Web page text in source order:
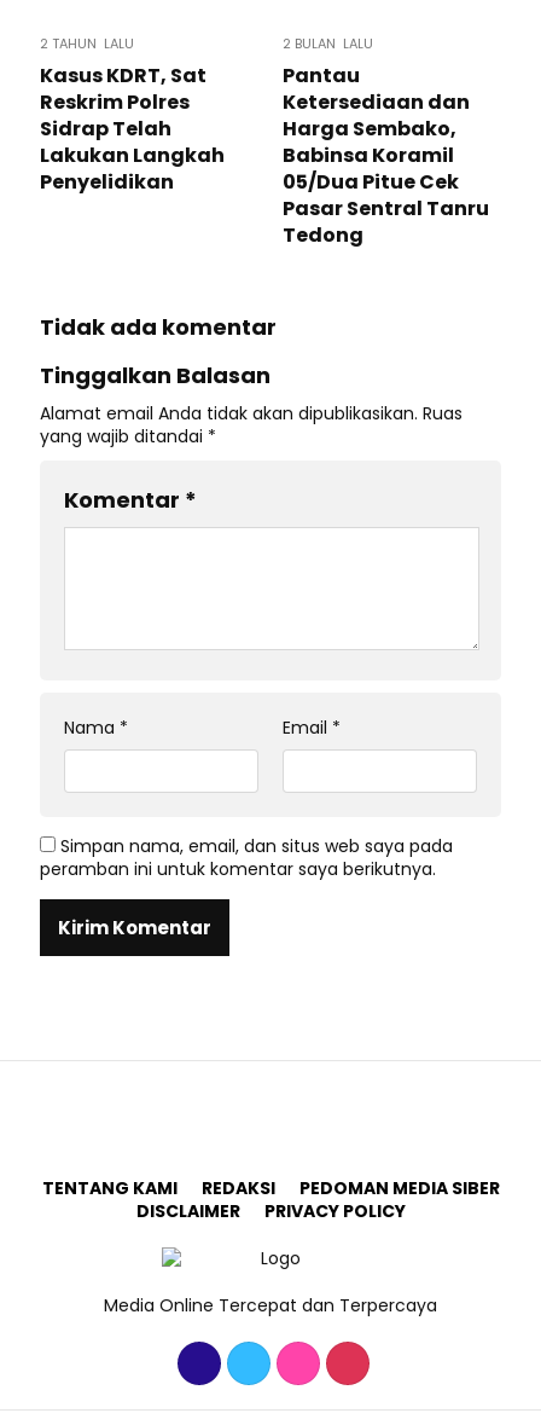
2 TAHUN LALU
Kasus KDRT, Sat
Reskrim Polres
Sidrap Telah
Lakukan Langkah
Penyelidikan
2 BULAN LALU
Pantau
Ketersediaan dan
Harga Sembako,
Babinsa Koramil
05/Dua Pitue Cek
Pasar Sentral Tanru
Tedong
Tidak ada komentar
Tinggalkan Balasan
Alamat email Anda tidak akan dipublikasikan. Ruas
yang wajib ditandai *
Komentar *
Nama * Email *
Simpan nama, email, dan situs web saya pada
peramban ini untuk komentar saya berikutnya.
TENTANG KAMI REDAKSI
PEDOMAN MEDIA SIBER
DISCLAIMER
PRIVACY POLICY
Media Online Tercepat dan Terpercaya